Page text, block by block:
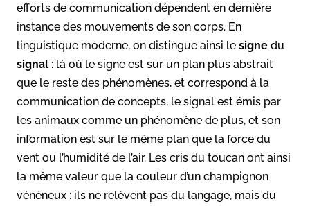
efforts de communication dépendent en dernière
instance des mouvements de son corps. En
linguistique moderne, on distingue ainsi le signe du
signal : là où le signe est sur un plan plus abstrait
que le reste des phénomènes, et correspond à la
communication de concepts, le signal est émis par
les animaux comme un phénomène de plus, et son
information est sur le même plan que la force du
vent ou l’humidité de l’air. Les cris du toucan ont ainsi
la même valeur que la couleur d’un champignon
vénéneux : ils ne relèvent pas du langage, mais du